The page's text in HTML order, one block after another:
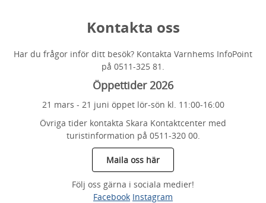
Kontakta oss
Har du frågor inför ditt besök? Kontakta Varnhems InfoPoint
på 0511-325 81.
Öppettider 2026
21 mars - 21 juni öppet lör-sön kl. 11:00-16:00
Övriga tider kontakta Skara Kontaktcenter med
turistinformation på 0511-320 00.
Maila oss här
Följ oss gärna i sociala medier!
Facebook Instagram